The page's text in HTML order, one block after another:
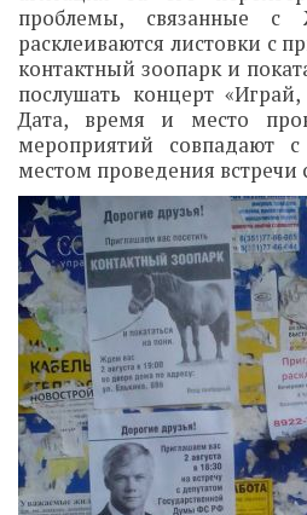
проблемы, связанные с
расклеиваются листовки с
контактный зоопарк и
послушать концерт
Дата, время и место
мероприятий совпадают
местом проведения встречи